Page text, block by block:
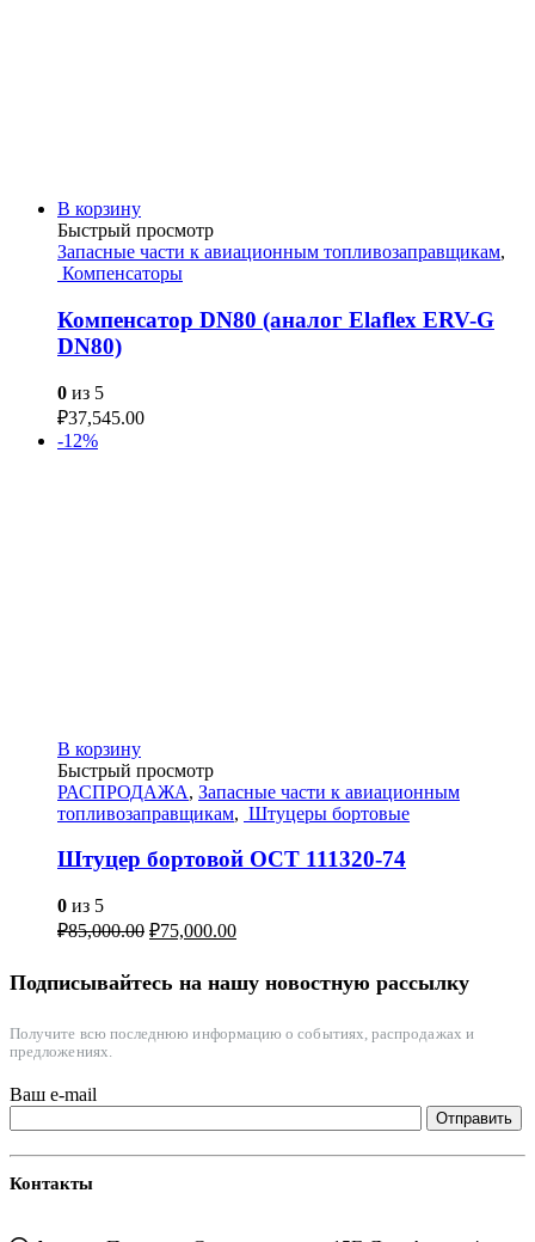
В корзину
Быстрый просмотр
Запасные части к авиационным топливозаправщикам,
Компенсаторы
Компенсатор DN80 (аналог Elaflex ERV-G
DN80)
0 из 5
₽37,545.00
-12%
В корзину
Быстрый просмотр
РАСПРОДАЖА, Запасные части к авиационным
топливозаправщикам, Штуцеры бортовые
Штуцер бортовой ОСТ 111320-74
0 из 5
₽85,000.00 ₽75,000.00
Подписывайтесь на нашу новостную рассылку
Получите всю последнюю информацию о событиях, распродажах и
предложениях.
Ваш e-mail
Контакты